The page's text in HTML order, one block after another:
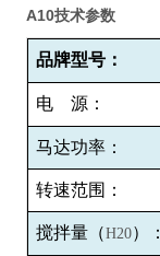
A10技术参数
品牌型号：
电 源：
马达功率：
转速范围：
搅拌量（H20）